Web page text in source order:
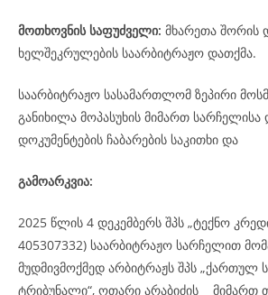
მოთხოვნის საფუძველი: მხარეთა შორის
ხელშეკრულების საარბიტრაჟო დათქმა.
საარბიტრაჟო სასამართლომ ზეპირი
განიხილა მოპასუხის მიმართ
დოკუმენტების ჩაბარების საკითხი და
გამოარკვია:
2025 წლის 4 დეკემბერს შპს „ტექნო
405307332) საარბიტრაჟო სარჩელით
მუდმივმოქმედ არბიტრაჟს შპს „ქართულ
ტრიბუნალი“, ოთარი არაბიძის მიმართ